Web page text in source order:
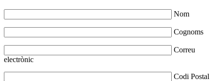
Nom
Cognoms
Correu
electrònic
Codi Postal